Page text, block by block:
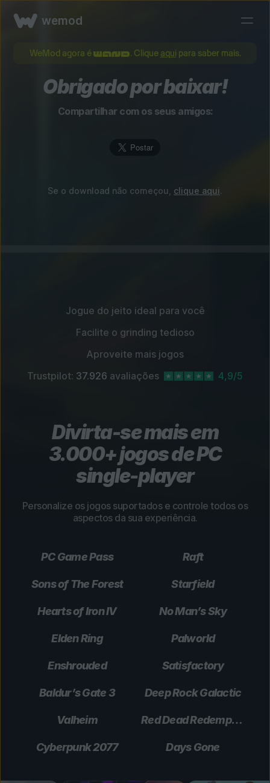
wemod
WeMod agora é . Clique aqui para saber mais.
Obrigado por baixar!
Compartilhar com os seus amigos:
Se o download não começou, clique aqui.
Jogue do jeito ideal para você
Facilite o grinding tedioso
Aproveite mais jogos
Trustpilot: 37.926 avaliações 4,9/5
Divirta-se mais em
3.000+ jogos de PC
single-player
Personalize os jogos suportados e controle todos os
aspectos da sua experiência.
PC Game Pass Raft
Sons of The Forest Starfield
Hearts of Iron IV No Man’s Sky
Elden Ring Palworld
Enshrouded Satisfactory
Baldur’s Gate 3 Deep Rock Galactic
Valheim Red Dead Redemption 2
Cyberpunk 2077 Days Gone